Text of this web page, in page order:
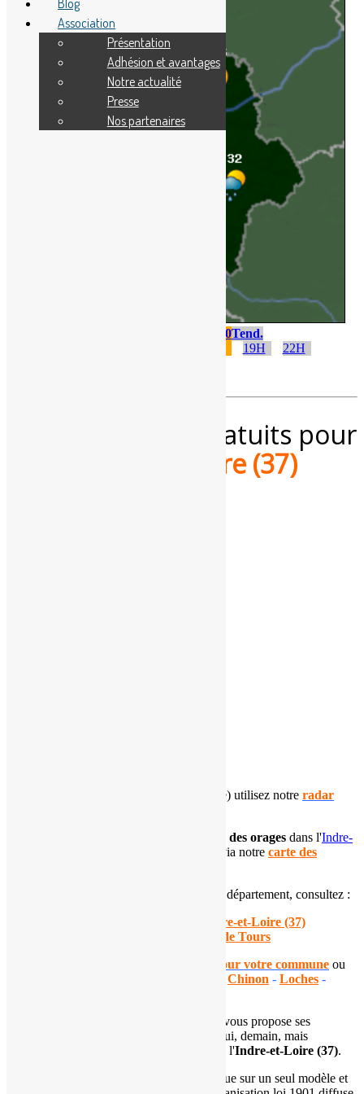
Lun. 10Tend.
19H 22H
Services météo gratuits pour
Indre-et-Loire (37)
(pluie, neige) utilisez notre radar
localisation et l'intensité des orages dans l'Indre-
, suivez l'évolution de la situation via notre carte des
Si vous souhaitez en apprendre plus sur ce département, consultez :
Indre-et-Loire (37)
climatologie de Tours
prévisions automatisées pour votre commune ou
Chinon - Loches -
vous propose ses
prévisions météorologiques pour aujourd'hui, demain, mais
également à 7 jours pour le département de l'Indre-et-Loire (37).
Ces prévisions automatisées ne se basent que sur un seul modèle et
Blog
Association
Présentation
Adhésion et avantages
Notre actualité
Presse
Nos partenaires